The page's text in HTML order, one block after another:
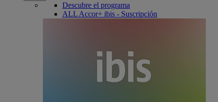
Descubre el programa
ALL Accor+ ibis - Suscripción